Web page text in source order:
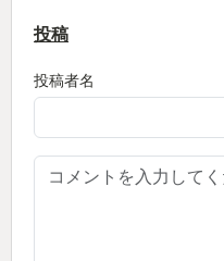
投稿
投稿者名